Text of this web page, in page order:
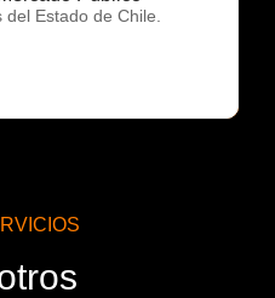
Estado de Chile.